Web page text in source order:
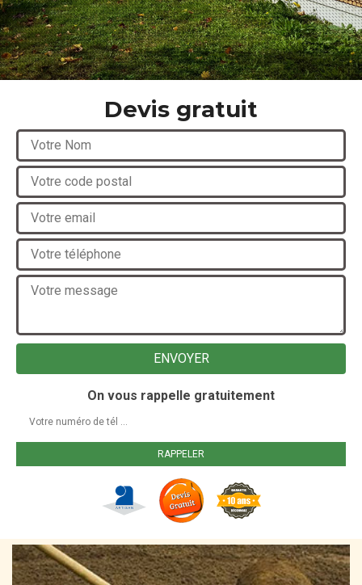
Devis gratuit
On vous rappelle gratuitement